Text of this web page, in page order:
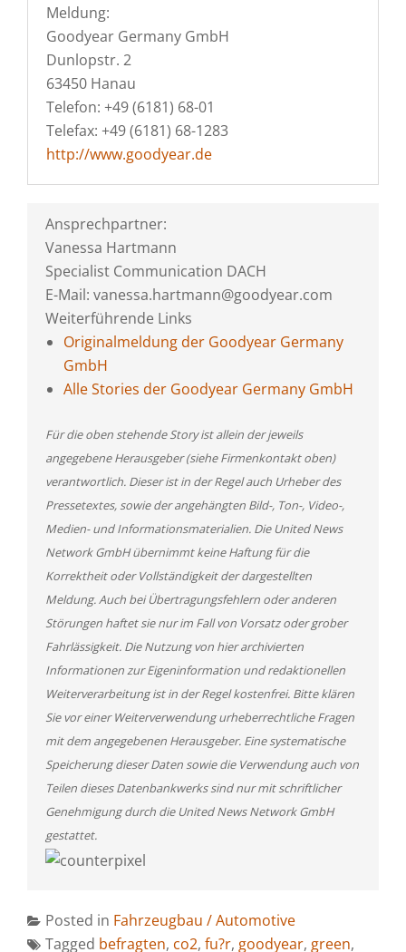
Meldung:
Goodyear Germany GmbH
Dunlopstr. 2
63450 Hanau
Telefon: +49 (6181) 68-01
Telefax: +49 (6181) 68-1283
http://www.goodyear.de
Ansprechpartner:
Vanessa Hartmann
Specialist Communication DACH
E-Mail: vanessa.hartmann@goodyear.com
Weiterführende Links
Originalmeldung der Goodyear Germany
GmbH
Alle Stories der Goodyear Germany GmbH
Für die oben stehende Story ist allein der jeweils
angegebene Herausgeber (siehe Firmenkontakt oben)
verantwortlich. Dieser ist in der Regel auch Urheber des
Pressetextes, sowie der angehängten Bild-, Ton-, Video-,
Medien- und Informationsmaterialien. Die United News
Network GmbH übernimmt keine Haftung für die
Korrektheit oder Vollständigkeit der dargestellten
Meldung. Auch bei Übertragungsfehlern oder anderen
Störungen haftet sie nur im Fall von Vorsatz oder grober
Fahrlässigkeit. Die Nutzung von hier archivierten
Informationen zur Eigeninformation und redaktionellen
Weiterverarbeitung ist in der Regel kostenfrei. Bitte klären
Sie vor einer Weiterverwendung urheberrechtliche Fragen
mit dem angegebenen Herausgeber. Eine systematische
Speicherung dieser Daten sowie die Verwendung auch von
Teilen dieses Datenbankwerks sind nur mit schriftlicher
Genehmigung durch die United News Network GmbH
gestattet.
Posted in Fahrzeugbau / Automotive
Tagged befragten, co2, fu?r, goodyear, green,